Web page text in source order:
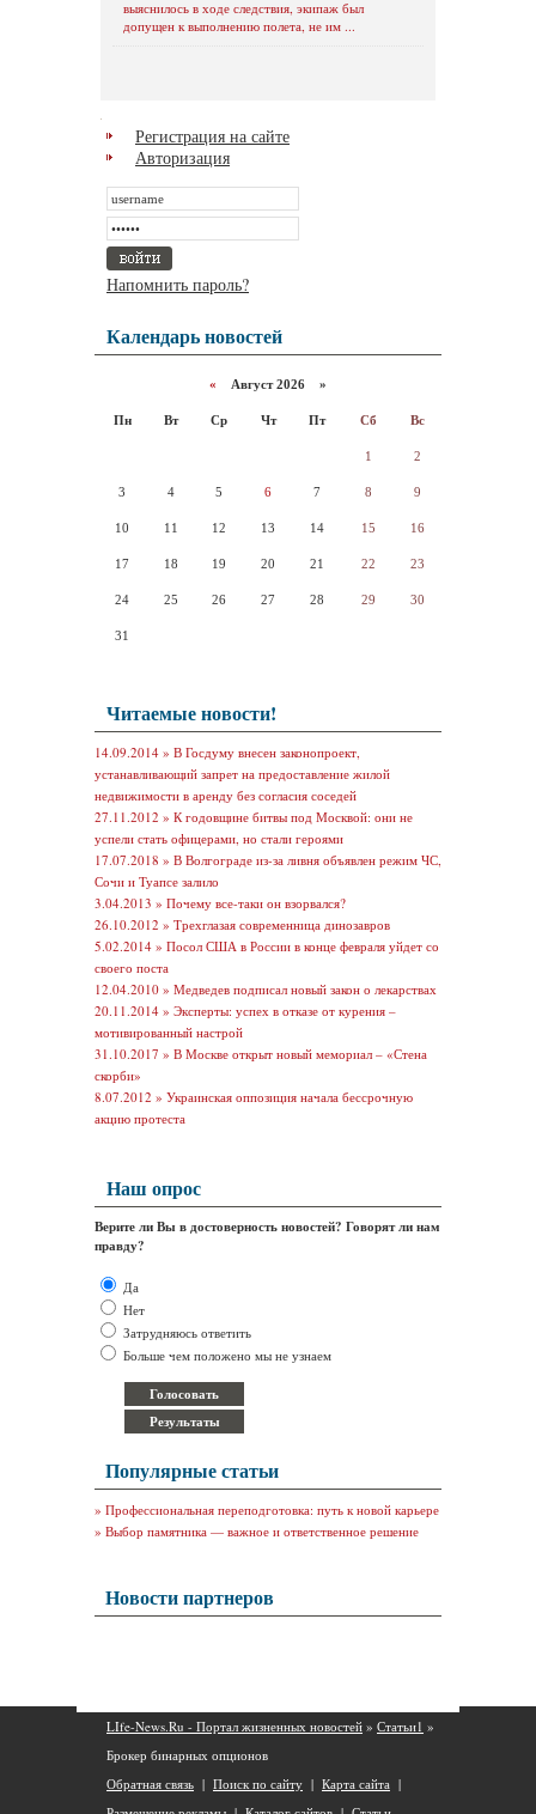
выяснилось в ходе следствия, экипаж был
допущен к выполнению полета, не им ...
Регистрация на сайте
Авторизация
Напомнить пароль?
Календарь новостей
« Август 2026 »
Пн Вт Ср Чт Пт Сб Вс
1 2
3 4 5 6 7 8 9
10 11 12 13 14 15 16
17 18 19 20 21 22 23
24 25 26 27 28 29 30
31
Читаемые новости!
14.09.2014 » В Госдуму внесен законопроект,
устанавливающий запрет на предоставление жилой
недвижимости в аренду без согласия соседей
27.11.2012 » К годовщине битвы под Москвой: они не
успели стать офицерами, но стали героями
17.07.2018 » В Волгограде из-за ливня объявлен режим ЧС,
Сочи и Туапсе залило
3.04.2013 » Почему все-таки он взорвался?
26.10.2012 » Трехглазая современница динозавров
5.02.2014 » Посол США в России в конце февраля уйдет со
своего поста
12.04.2010 » Медведев подписал новый закон о лекарствах
20.11.2014 » Эксперты: успех в отказе от курения –
мотивированный настрой
31.10.2017 » В Москве открыт новый мемориал – «Стена
скорби»
8.07.2012 » Украинская оппозиция начала бессрочную
акцию протеста
Наш опрос
Верите ли Вы в достоверность новостей? Говорят ли нам
правду?
Да
Нет
Затрудняюсь ответить
Больше чем положено мы не узнаем
Популярные статьи
» Профессиональная переподготовка: путь к новой карьере
» Выбор памятника — важное и ответственное решение
Новости партнеров
LIfe-News.Ru - Портал жизненных новостей » Статьи1 »
Брокер бинарных опционов
Обратная связь | Поиск по сайту | Карта сайта |